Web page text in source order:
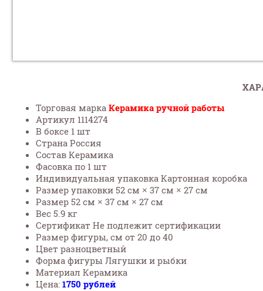
Торговая марка Керамика ручной работы
Артикул 1114274
В боксе 1 шт
Страна Россия
Состав Керамика
Фасовка по 1 шт
Индивидуальная упаковка Картонная коробка
Размер упаковки 52 см × 37 см × 27 см
Размер 52 см × 37 см × 27 см
Вес 5.9 кг
Сертификат Не подлежит сертификации
Размер фигуры, см от 20 до 40
Цвет разноцветный
Форма фигуры Лягушки и рыбки
Материал Керамика
Цена: 1750 рублей